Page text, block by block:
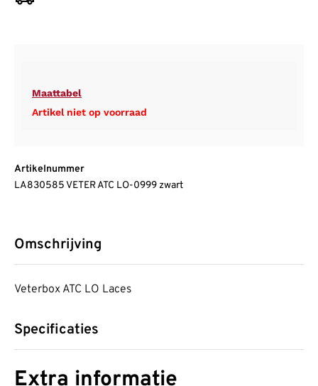
Maattabel
Artikel niet op voorraad
Artikelnummer
LA830585 VETER ATC LO-0999 zwart
Omschrijving
Veterbox ATC LO Laces
Specificaties
Extra informatie